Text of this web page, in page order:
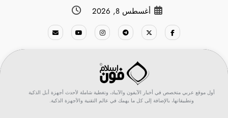
أغسطس 8, 2026
أول موقع عربي متخصص في أخبار الآيفون والآيباد، وتغطية شاملة لأحدث أجهزة أبل الذكية
وتطبيقاتها، بالإضافة إلى كل ما يهمك في عالم التقنية والأجهزة الذكية.